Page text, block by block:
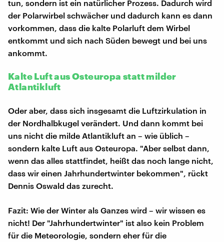
tun, sondern ist ein natürlicher Prozess. Dadurch wird
der Polarwirbel schwächer und dadurch kann es dann
vorkommen, dass die kalte Polarluft dem Wirbel
entkommt und sich nach Süden bewegt und bei uns
ankommt.
Kalte Luft aus Osteuropa statt milder
Atlantikluft
Oder aber, dass sich insgesamt die Luftzirkulation in
der Nordhalbkugel verändert. Und dann kommt bei
uns nicht die milde Atlantikluft an – wie üblich –
sondern kalte Luft aus Osteuropa. "Aber selbst dann,
wenn das alles stattfindet, heißt das noch lange nicht,
dass wir einen Jahrhundertwinter bekommen", rückt
Dennis Oswald das zurecht.
Fazit: Wie der Winter als Ganzes wird – wir wissen es
nicht! Der "Jahrhundertwinter" ist also kein Problem
für die Meteorologie, sondern eher für die